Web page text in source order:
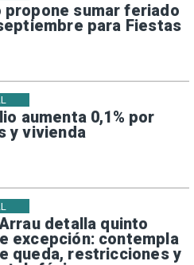
propone sumar feriado
para Fiestas
aumenta 0,1% por
y vivienda
detalla quinto
excepción: contempla
queda, restricciones y